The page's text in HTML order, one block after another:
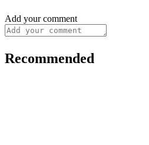
Add your comment
Recommended